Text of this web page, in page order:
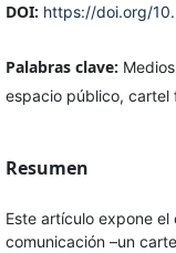
DOI: https://doi.org/
Palabras clave:
espacio público, cartel
Resumen
Este artículo expone
comunicación –un